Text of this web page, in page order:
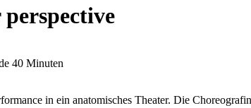
40 Minuten
in ein anatomisches Theater. Die